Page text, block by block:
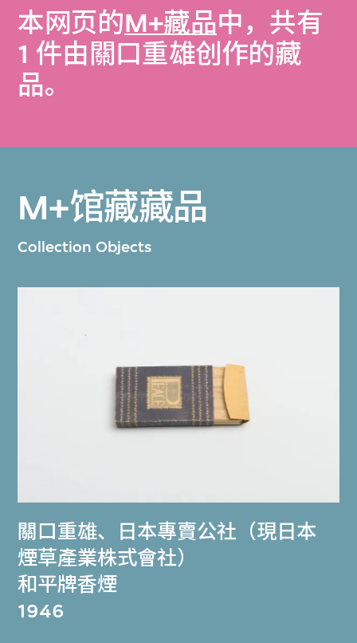
本网页的M+藏品中，共有
1 件由關口重雄创作的藏
品。
M+馆藏藏品
Collection Objects
關口重雄、
日本專賣公社（現日本
煙草產業株式會社）
和平牌香煙
1946